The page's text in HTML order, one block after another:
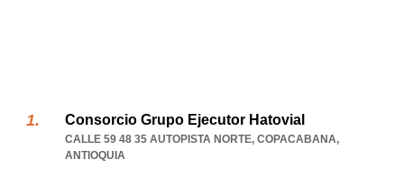
Consorcio Grupo Ejecutor Hatovial
CALLE 59 48 35 AUTOPISTA NORTE, COPACABANA,
ANTIOQUIA